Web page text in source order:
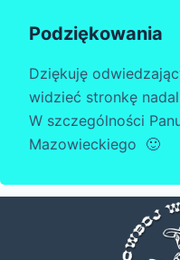
Podziękowania
Dziękuję
widzieć stronkę
W szczególności
Mazowieckiego 🙂